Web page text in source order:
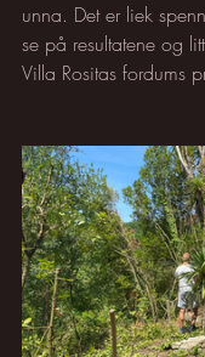
unna. Det er liek
se på resultatene og
Villa Rositas fordums